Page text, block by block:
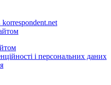
korrespondent.net
і персональних даних